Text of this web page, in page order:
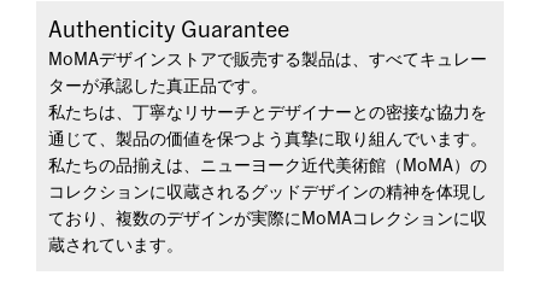
Authenticity Guarantee
MoMAデザインストアで販売する製品は、すべてキュレー
ターが承認した真正品です。
私たちは、丁寧なリサーチとデザイナーとの密接な協力を
通じて、製品の価値を保つよう真摯に取り組んでいます。
私たちの品揃えは、ニューヨーク近代美術館（MoMA）の
コレクションに収蔵されるグッドデザインの精神を体現し
ており、複数のデザインが実際にMoMAコレクションに収
蔵されています。